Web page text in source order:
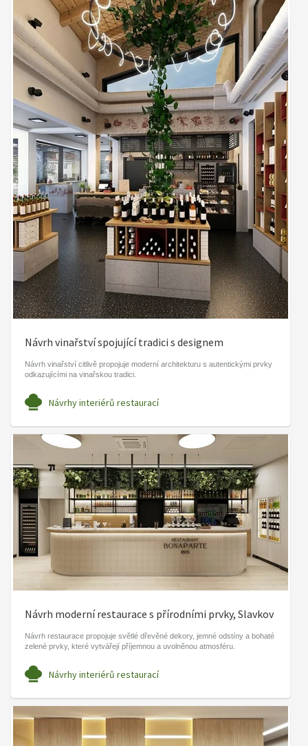
Návrh vinařství spojující tradici s designem
Návrh vinařství citlivě propojuje moderní architekturu s autentickými prvky
odkazujícími na vinařskou tradici.
Návrhy interiérů restaurací
Návrh moderní restaurace s přírodními prvky, Slavkov
Návrh restaurace propojuje světlé dřevěné dekory, jemné odstíny a bohaté
zelené prvky, které vytvářejí příjemnou a uvolněnou atmosféru.
Návrhy interiérů restaurací